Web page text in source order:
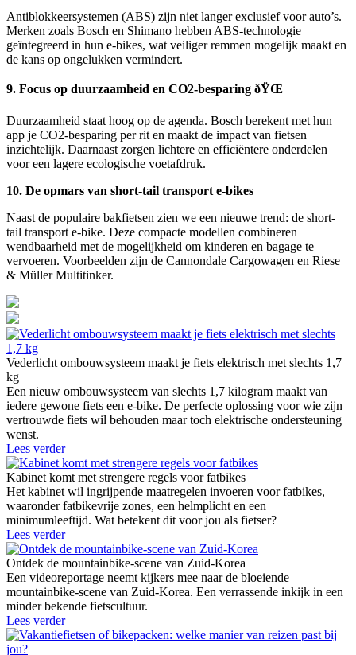
Antiblokkeersystemen (ABS) zijn niet langer exclusief voor auto’s.
Merken zoals Bosch en Shimano hebben ABS-technologie
geïntegreerd in hun e-bikes, wat veiliger remmen mogelijk maakt en
de kans op ongelukken vermindert.
9. Focus op duurzaamheid en CO2-besparing ðŸŒ
Duurzaamheid staat hoog op de agenda. Bosch berekent met hun
app je CO2-besparing per rit en maakt de impact van fietsen
inzichtelijk. Daarnaast zorgen lichtere en efficiëntere onderdelen
voor een lagere ecologische voetafdruk.
10. De opmars van short-tail transport e-bikes
Naast de populaire bakfietsen zien we een nieuwe trend: de short-
tail transport e-bike. Deze compacte modellen combineren
wendbaarheid met de mogelijkheid om kinderen en bagage te
vervoeren. Voorbeelden zijn de Cannondale Cargowagen en Riese
& Müller Multitinker.
Vederlicht ombouwsysteem maakt je fiets elektrisch met slechts 1,7
kg
Een nieuw ombouwsysteem van slechts 1,7 kilogram maakt van
iedere gewone fiets een e-bike. De perfecte oplossing voor wie zijn
vertrouwde fiets wil behouden maar toch elektrische ondersteuning
wenst.
Lees verder
Kabinet komt met strengere regels voor fatbikes
Het kabinet wil ingrijpende maatregelen invoeren voor fatbikes,
waaronder fatbikevrije zones, een helmplicht en een
minimumleeftijd. Wat betekent dit voor jou als fietser?
Lees verder
Ontdek de mountainbike-scene van Zuid-Korea
Een videoreportage neemt kijkers mee naar de bloeiende
mountainbike-scene van Zuid-Korea. Een verrassende inkijk in een
minder bekende fietscultuur.
Lees verder